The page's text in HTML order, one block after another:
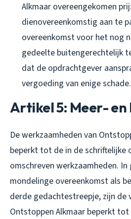
Alkmaar overeengekomen
dienovereenkomstig aan te
overeenkomst voor het nog
gedeelte buitengerechtelijk
dat de opdrachtgever
vergoeding van enige schade.
Artikel 5: Meer-
De werkzaamheden van
beperkt tot de in de schriftelijke
omschreven werkzaamheden. In
mondelinge overeenkomst als
derde gedachtestreepje, zijn de
Ontstoppen Alkmaar beperkt